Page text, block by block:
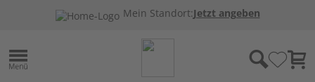
Mein Standort:Jetzt angeben